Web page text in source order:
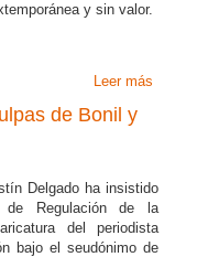
y sin valor.
Leer más
por
de Bonil y
Delgado ha insistido
Regulación de la
del periodista
bajo el seudónimo de